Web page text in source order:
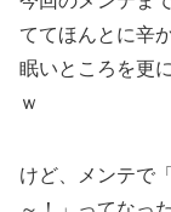
ててほんとに辛
眠いところを更
ｗ
けど、メンテで